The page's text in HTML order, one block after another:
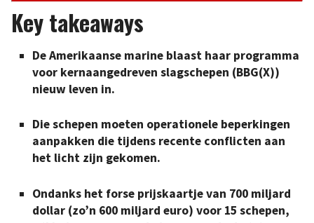
Key takeaways
De Amerikaanse marine blaast haar programma
voor kernaangedreven slagschepen (BBG(X))
nieuw leven in.
Die schepen moeten operationele beperkingen
aanpakken die tijdens recente conflicten aan
het licht zijn gekomen.
Ondanks het forse prijskaartje van 700 miljard
dollar (zo’n 600 miljard euro) voor 15 schepen,